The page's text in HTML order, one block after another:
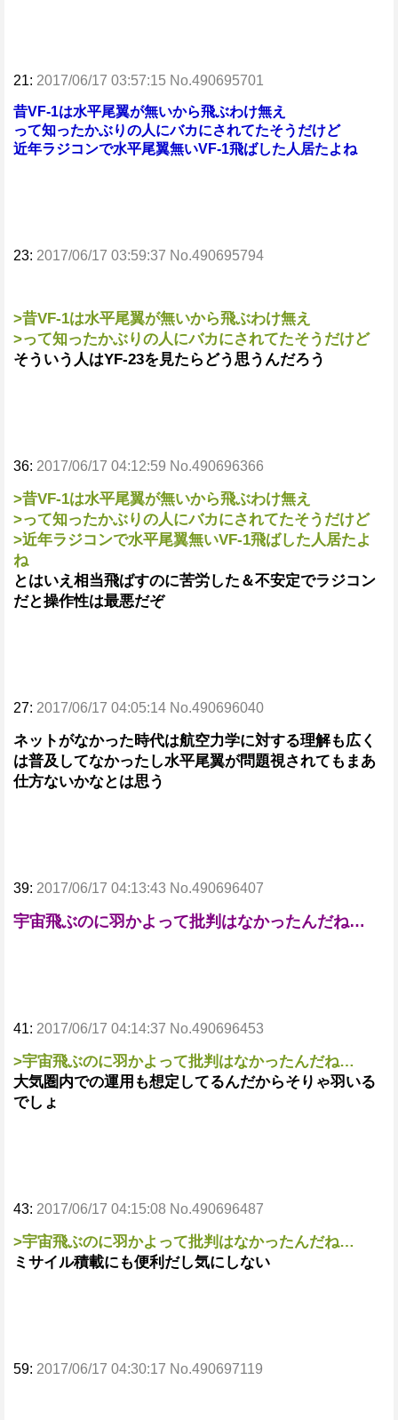
21: 2017/06/17 03:57:15 No.490695701
昔VF-1は水平尾翼が無いから飛ぶわけ無え
って知ったかぶりの人にバカにされてたそうだけど
近年ラジコンで水平尾翼無いVF-1飛ばした人居たよね
23: 2017/06/17 03:59:37 No.490695794
>昔VF-1は水平尾翼が無いから飛ぶわけ無え
>って知ったかぶりの人にバカにされてたそうだけど
そういう人はYF-23を見たらどう思うんだろう
36: 2017/06/17 04:12:59 No.490696366
>昔VF-1は水平尾翼が無いから飛ぶわけ無え
>って知ったかぶりの人にバカにされてたそうだけど
>近年ラジコンで水平尾翼無いVF-1飛ばした人居たよ
ね
とはいえ相当飛ばすのに苦労した＆不安定でラジコン
だと操作性は最悪だぞ
27: 2017/06/17 04:05:14 No.490696040
ネットがなかった時代は航空力学に対する理解も広く
は普及してなかったし水平尾翼が問題視されてもまあ
仕方ないかなとは思う
39: 2017/06/17 04:13:43 No.490696407
宇宙飛ぶのに羽かよって批判はなかったんだね…
41: 2017/06/17 04:14:37 No.490696453
>宇宙飛ぶのに羽かよって批判はなかったんだね…
大気圏内での運用も想定してるんだからそりゃ羽いる
でしょ
43: 2017/06/17 04:15:08 No.490696487
>宇宙飛ぶのに羽かよって批判はなかったんだね…
ミサイル積載にも便利だし気にしない
59: 2017/06/17 04:30:17 No.490697119